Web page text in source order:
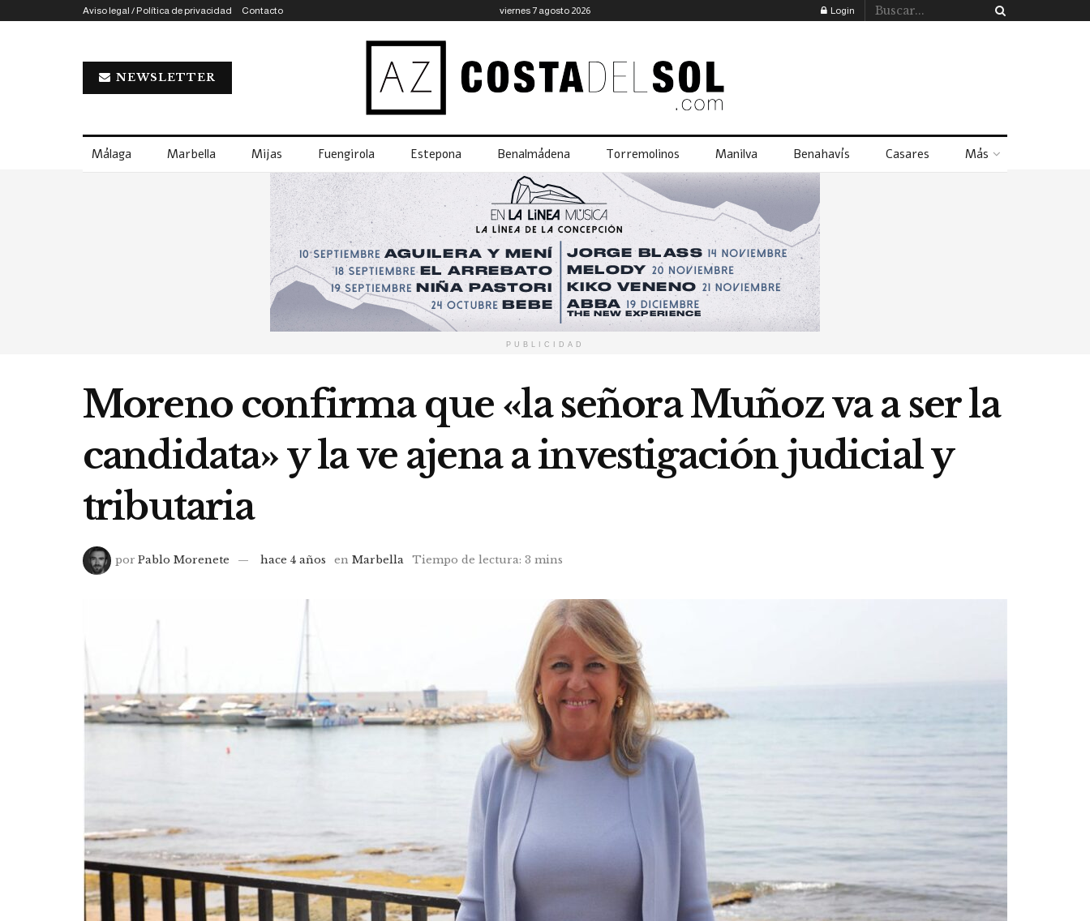
Aviso legal / Política de privacidad Contacto viernes 7 agosto 2026 Login
NEWSLETTER
Málaga Marbella Mijas Fuengirola Estepona Benalmádena Torremolinos Manilva Benahavís Casares Más
PUBLICIDAD
Moreno confirma que «la señora Muñoz va a ser la
candidata» y la ve ajena a investigación judicial y
tributaria
por Pablo Morenete hace 4 años en Marbella Tiempo de lectura: 3 mins